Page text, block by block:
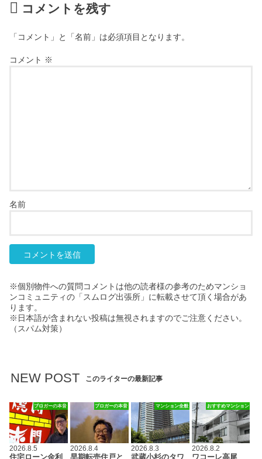
コメントを残す
「コメント」と「名前」は必須項目となります。
コメント ※
名前
※個別物件への質問コメントは他の読者様の参考のためマンショ
ンコミュニティの「スムログ出張所」に転載させて頂く場合があ
ります。
※日本語が含まれない投稿は無視されますのでご注意ください。
（スパム対策）
NEW POST このライターの最新記事
ブロガーの本音
2026.8.5
住宅ローン金利
ブロガーの本音
2026.8.4
早期転売住戸と
マンション全般
2026.8.3
武蔵小杉のタワ
おすすめマンション
2026.8.2
ワコーレ高尾